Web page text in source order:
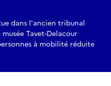
dans l'ancien tribunal
Tavet-Delacour
à mobilité réduite